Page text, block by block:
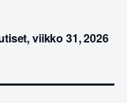
viikko 31, 2026